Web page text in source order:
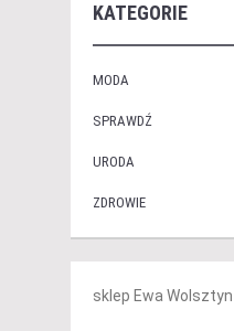
KATEGORIE
MODA
SPRAWDŹ
URODA
ZDROWIE
sklep Ewa Wolsztyn